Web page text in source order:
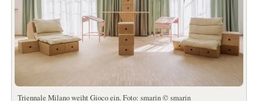
Triennale Milano weiht Gioco ein. Foto: smarin © smarin